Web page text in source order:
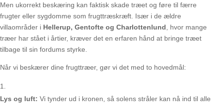
Men ukorrekt beskæring kan faktisk skade træet og føre til færre
frugter eller sygdomme som frugttræskræft. Især i de ældre
villaområder i Hellerup, Gentofte og Charlottenlund , hvor mange
træer har stået i årtier, kræver det en erfaren hånd at bringe træet
tilbage til sin fordums styrke.
Når vi beskærer dine frugttræer, gør vi det med to hovedmål:
Lys og luft: Vi tynder ud i kronen, så solens stråler kan nå ind til alle